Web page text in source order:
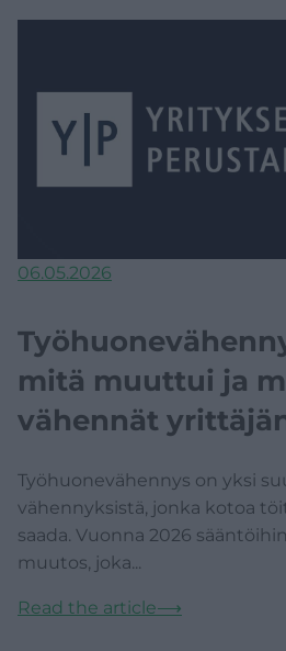
06.05.2026
mitä muuttui ja
vähennät
Työhuonevähennys on yksi
vähennyksistä, jonka kotoa
saada. Vuonna 2026
muutos, joka...
Read the article⟶